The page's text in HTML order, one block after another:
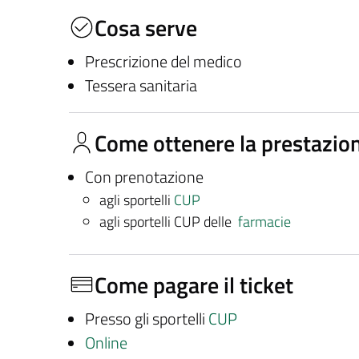
Cosa serve
Prescrizione del medico
Tessera sanitaria
Come ottenere la
Con prenotazione
agli sportelli CUP
agli sportelli CUP delle farmacie
Come pagare il ticket
Presso gli sportelli CUP
Online